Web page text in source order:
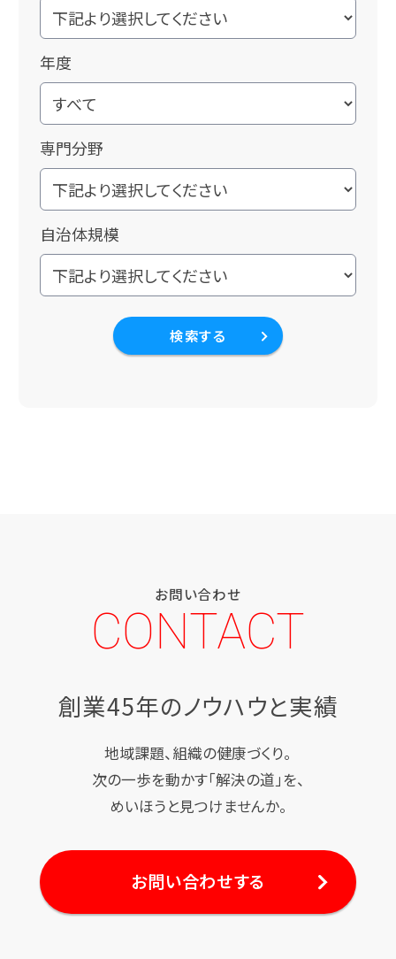
年度
専門分野
自治体規模
検索する
お問い合わせ
CONTACT
創業45年のノウハウと実績
地域課題、組織の健康づくり。
次の一歩を動かす「解決の道」を、
めいほうと見つけませんか。
お問い合わせする